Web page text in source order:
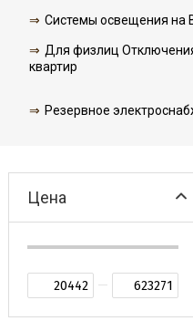
Системы освещения на
Для физлиц
квартир
Резервное
Цена